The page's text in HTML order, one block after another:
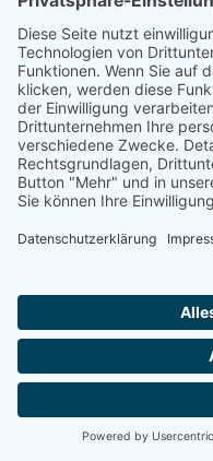
info@fsvwetzlar.de
SOCIAL MEDIA
VERBÄNDE
Datenschutz